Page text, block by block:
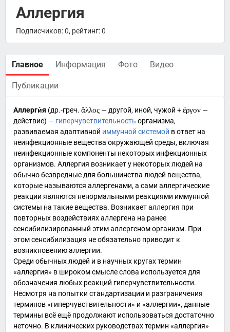
Аллергия
Подписчиков: 0, рейтинг: 0
Главное Информация Фото Видео
Публикации
Аллерги́я (др.-греч. ἄλλος — другой, иной, чужой +ἔργον —
действие) — гиперчувствительность организма,
развиваемая адаптивной иммунной системой в ответ на
неинфекционные вещества окружающей среды, включая
неинфекционные компоненты некоторых инфекционных
организмов. Аллергия возникает у некоторых людей на
обычно безвредные для большинства людей вещества,
которые называются аллергенами, а сами аллергические
реакции являются ненормальными реакциями иммунной
системы на такие вещества. Возникает аллергия при
повторных воздействияхаллергена на ранее
сенсибилизированный этим аллергеном организм. При
этом сенсибилизация не обязательно приводит к
возникновению аллергии.
Среди обычных людей и в научных кругах термин
«аллергия» в широком смысле слова используется для
обозначения любых реакций гиперчувствительности.
Несмотря на попытки стандартизации и разграничения
терминов «гиперчувствительности» и «аллергии», данные
термины всё ещё продолжают использоваться достаточно
неточно. В клинических руководствах термин «аллергия»